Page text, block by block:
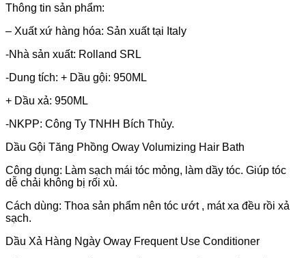
Thông tin sản phẩm:
– Xuất xứ hàng hóa: Sản xuất tại Italy
-Nhà sản xuất: Rolland SRL
-Dung tích: + Dầu gội: 950ML
+ Dầu xả: 950ML
-NKPP: Công Ty TNHH Bích Thủy.
Dầu Gội Tăng Phồng Oway Volumizing Hair Bath
Công dụng: Làm sạch mái tóc mỏng, làm dầy tóc. Giúp tóc
dễ chải không bị rối xù.
Cách dùng: Thoa sản phẩm nên tóc ướt , mát xa đều rồi xả
sạch.
Dầu Xả Hàng Ngày Oway Frequent Use Conditioner